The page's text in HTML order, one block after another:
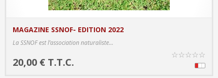
MAGAZINE SSNOF- EDITION 2022
La SSNOF est l’association naturaliste...
20,00 € T.T.C.
☆☆☆☆☆